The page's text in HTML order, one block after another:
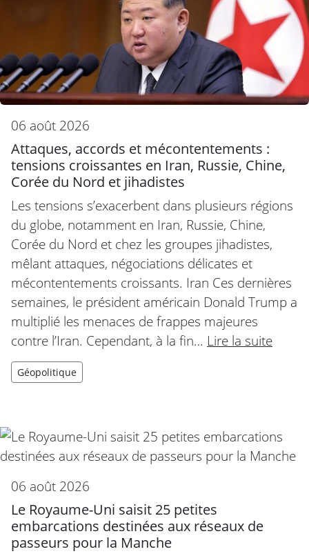
06 août 2026
Attaques, accords et mécontentements :
tensions croissantes en Iran, Russie, Chine,
Corée du Nord et jihadistes
Les tensions s’exacerbent dans plusieurs régions
du globe, notamment en Iran, Russie, Chine,
Corée du Nord et chez les groupes jihadistes,
mêlant attaques, négociations délicates et
mécontentements croissants. Iran Ces dernières
semaines, le président américain Donald Trump a
multiplié les menaces de frappes majeures
contre l’Iran. Cependant, à la fin… Lire la suite
Géopolitique
06 août 2026
Le Royaume-Uni saisit 25 petites
embarcations destinées aux réseaux de
passeurs pour la Manche